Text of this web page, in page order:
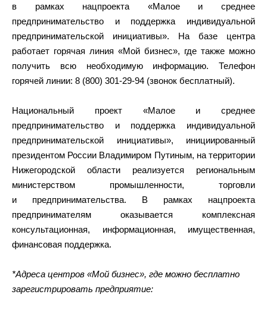
в рамках нацпроекта «Малое и среднее
предпринимательство и поддержка индивидуальной
предпринимательской инициативы». На базе центра
работает горячая линия «Мой бизнес», где также можно
получить всю необходимую информацию. Телефон
горячей линии: 8 (800) 301-29-94 (звонок бесплатный).
Национальный проект «Малое и среднее
предпринимательство и поддержка индивидуальной
предпринимательской инициативы», инициированный
президентом России Владимиром Путиным, на территории
Нижегородской области реализуется региональным
министерством промышленности, торговли
и предпринимательства. В рамках нацпроекта
предпринимателям оказывается комплексная
консультационная, информационная, имущественная,
финансовая поддержка.
*Адреса центров «Мой бизнес», где можно бесплатно
зарегистрировать предприятие: